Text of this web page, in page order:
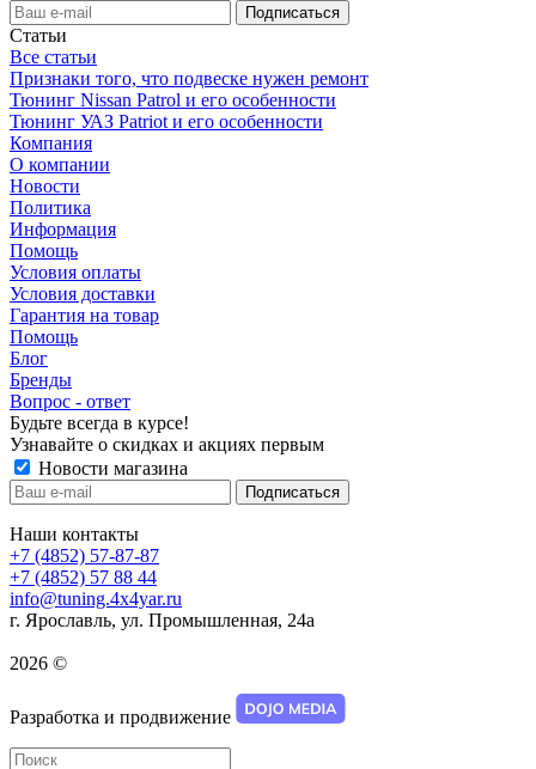
Статьи
Все статьи
Признаки того, что подвеске нужен ремонт
Тюнинг Nissan Patrol и его особенности
Тюнинг УАЗ Patriot и его особенности
Компания
О компании
Новости
Политика
Информация
Помощь
Условия оплаты
Условия доставки
Гарантия на товар
Помощь
Блог
Бренды
Вопрос - ответ
Будьте всегда в курсе!
Узнавайте о скидках и акциях первым
Новости магазина
Наши контакты
+7 (4852) 57-87-87
+7 (4852) 57 88 44
info@tuning.4x4yar.ru
г. Ярославль, ул. Промышленная, 24а
2026 ©
Разработка и продвижение